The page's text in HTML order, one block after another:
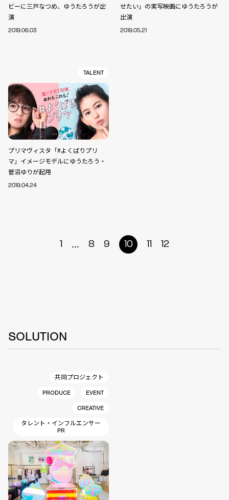
ビーに三戸なつめ、ゆうたろうが出
演
2019.06.03
せたい」の実写映画にゆうたろうが
出演
2019.05.21
TALENT
プリマヴィスタ「#よくばりプリ
マ」イメージモデルにゆうたろう・
菅沼ゆりが起用
2019.04.24
1 ... 8 9 10 11 12
SOLUTION
共同プロジェクト
PRODUCE
EVENT
CREATIVE
タレント・インフルエンサー
PR